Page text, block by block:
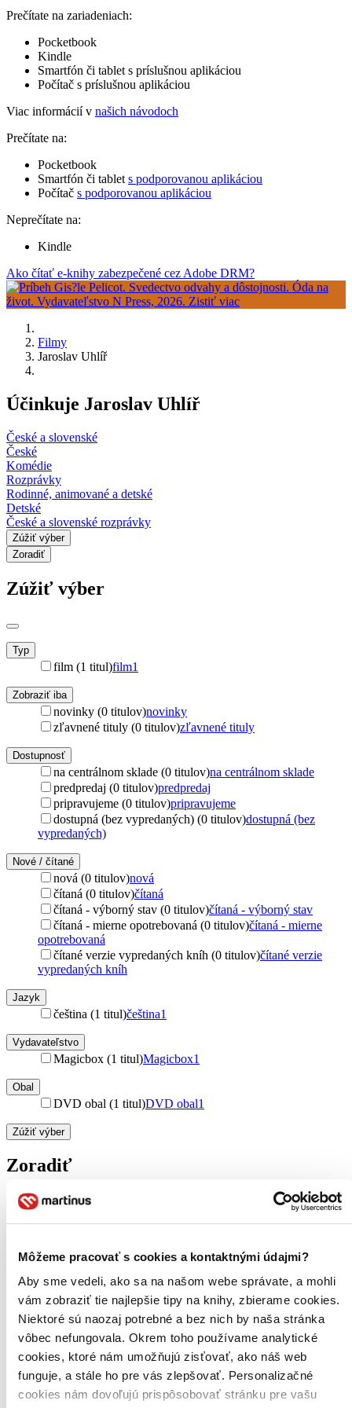
Môžeme pracovať s cookies a kontaktnými údajmi?
Aby sme vedeli, ako sa na našom webe správate, a mohli
vám zobraziť tie najlepšie tipy na knihy, zbierame cookies.
Niektoré sú naozaj potrebné a bez nich by naša stránka
vôbec nefungovala. Okrem toho používame analytické
cookies, ktoré nám umožňujú zisťovať, ako náš web
funguje, a stále ho pre vás zlepšovať. Personalizačné
cookies nám dovoľujú prispôsobovať stránku pre vašu
Prečítate na zariadeniach:
Pocketbook
Kindle
Smartfón či tablet s príslušnou aplikáciou
Počítač s príslušnou aplikáciou
Viac informácií v našich návodoch
Prečítate na:
Pocketbook
Smartfón či tablet s podporovanou aplikáciou
Počítač s podporovanou aplikáciou
Neprečítate na:
Kindle
Ako čítať e-knihy zabezpečené cez Adobe DRM?
Filmy
Jaroslav Uhlíř
Účinkuje Jaroslav Uhlíř
České a slovenské
České
Komédie
Rozprávky
Rodinné, animované a detské
Detské
České a slovenské rozprávky
Zúžiť výber
Zoradiť
Zúžiť výber
Typ
film (1 titul)film1
Zobraziť iba
novinky (0 titulov)novinky
zľavnené tituly (0 titulov)zľavnené tituly
Dostupnosť
na centrálnom sklade (0 titulov)na centrálnom sklade
predpredaj (0 titulov)predpredaj
pripravujeme (0 titulov)pripravujeme
dostupná (bez vypredaných) (0 titulov)dostupná (bez
vypredaných)
Nové / čítané
nová (0 titulov)nová
čítaná (0 titulov)čítaná
čítaná - výborný stav (0 titulov)čítaná - výborný stav
čítaná - mierne opotrebovaná (0 titulov)čítaná - mierne
opotrebovaná
čítané verzie vypredaných kníh (0 titulov)čítané verzie
vypredaných kníh
Jazyk
čeština (1 titul)čeština1
Vydavateľstvo
Magicbox (1 titul)Magicbox1
Obal
DVD obal (1 titul)DVD obal1
Zúžiť výber
Zoradiť
Top hodnotené
Novinky
Najdrahšie
Najlacnejšie